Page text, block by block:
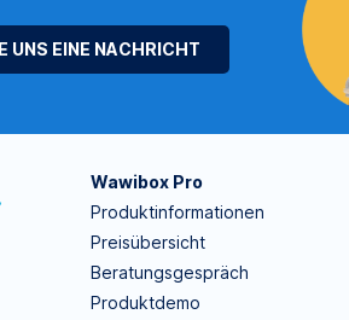
UNS EINE NACHRICHT
Wawibox Pro
Produktinformationen
Preisübersicht
Beratungsgespräch
Produktdemo